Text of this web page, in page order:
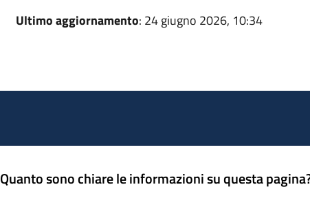
Ultimo aggiornamento: 24 giugno 2026, 10:34
Quanto sono chiare le informazioni su questa